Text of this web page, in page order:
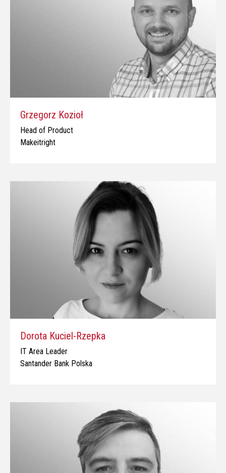
Grzegorz Kozioł
Head of Product
Makeitright
Dorota Kuciel-Rzepka
IT Area Leader
Santander Bank Polska